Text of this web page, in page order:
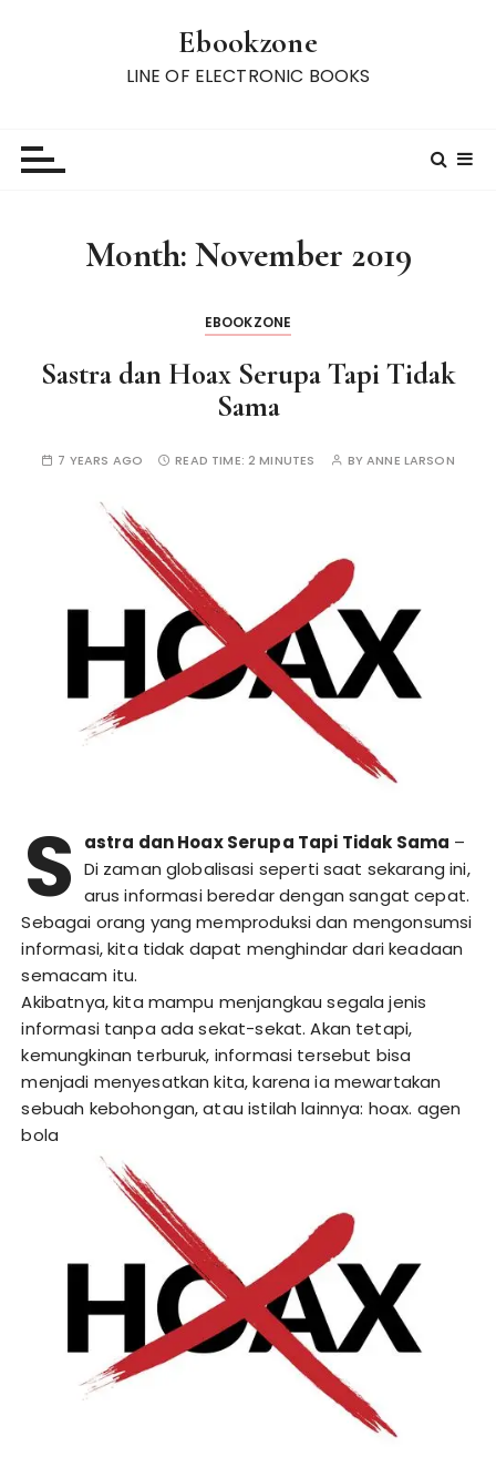
Ebookzone
LINE OF ELECTRONIC BOOKS
Month: November 2019
EBOOKZONE
Sastra dan Hoax Serupa Tapi Tidak
Sama
7 YEARS AGO READ TIME: 2 MINUTES BYANNE LARSON
S astra dan Hoax Serupa Tapi Tidak Sama –
Di zaman globalisasi seperti saat sekarang ini,
arus informasi beredar dengan sangat cepat.
Sebagai orang yang memproduksi dan mengonsumsi
informasi, kita tidak dapat menghindar dari keadaan
semacam itu.
Akibatnya, kita mampu menjangkau segala jenis
informasi tanpa ada sekat-sekat. Akan tetapi,
kemungkinan terburuk, informasi tersebut bisa
menjadi menyesatkan kita, karena ia mewartakan
sebuah kebohongan, atau istilah lainnya: hoax. agen
bola